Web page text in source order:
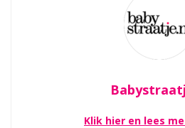
Klik hier en lees